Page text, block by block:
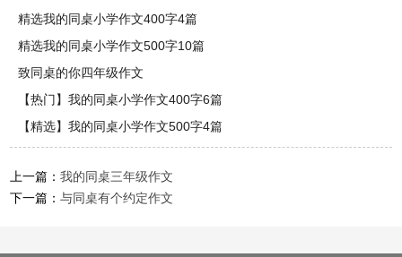
精选我的同桌小学作文400字4篇
精选我的同桌小学作文500字10篇
致同桌的你四年级作文
【热门】我的同桌小学作文400字6篇
【精选】我的同桌小学作文500字4篇
上一篇：我的同桌三年级作文
下一篇：与同桌有个约定作文